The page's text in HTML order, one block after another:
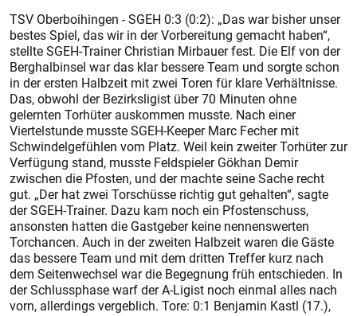
TSV Oberboihingen - SGEH 0:3 (0:2): „Das war bisher unser
bestes Spiel, das wir in der Vorbereitung gemacht haben“,
stellte SGEH-Trainer Christian Mirbauer fest. Die Elf von der
Berghalbinsel war das klar bessere Team und sorgte schon
in der ersten Halbzeit mit zwei Toren für klare Verhältnisse.
Das, obwohl der Bezirksligist über 70 Minuten ohne
gelernten Torhüter auskommen musste. Nach einer
Viertelstunde musste SGEH-Keeper Marc Fecher mit
Schwindelgefühlen vom Platz. Weil kein zweiter Torhüter zur
Verfügung stand, musste Feldspieler Gökhan Demir
zwischen die Pfosten, und der machte seine Sache recht
gut. „Der hat zwei Torschüsse richtig gut gehalten“, sagte
der SGEH-Trainer. Dazu kam noch ein Pfostenschuss,
ansonsten hatten die Gastgeber keine nennenswerten
Torchancen. Auch in der zweiten Halbzeit waren die Gäste
das bessere Team und mit dem dritten Treffer kurz nach
dem Seitenwechsel war die Begegnung früh entschieden. In
der Schlussphase warf der A-Ligist noch einmal alles nach
vorn, allerdings vergeblich. Tore: 0:1 Benjamin Kastl (17.),